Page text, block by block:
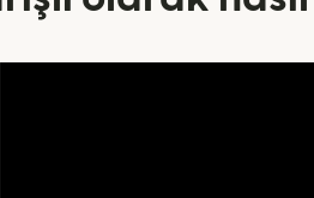
açılır)